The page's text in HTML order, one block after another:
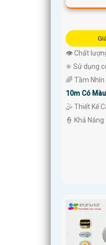
👁 Chất
✳️ Sử dụng
🌈 Tầm
10m Có
🤹 Thiết Kế
️👮 Khả Năng :